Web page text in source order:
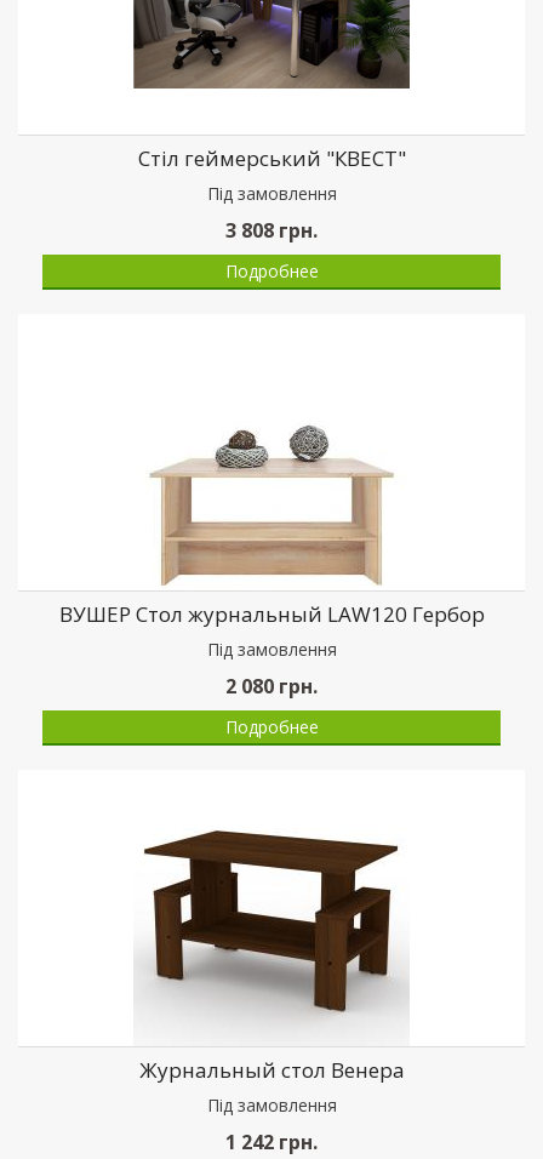
Стіл геймерський "КВЕСТ"
Пiд замовлення
3 808 грн.
Подробнее
ВУШЕР Стол журнальный LAW120 Гербор
Пiд замовлення
2 080 грн.
Подробнее
Журнальный стол Венера
Пiд замовлення
1 242 грн.